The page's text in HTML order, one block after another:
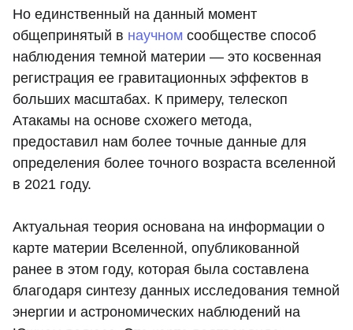
Но единственный на данный момент
общепринятый в научном сообществе способ
наблюдения темной материи — это косвенная
регистрация ее гравитационных эффектов в
больших масштабах. К примеру, телескоп
Атакамы на основе схожего метода,
предоставил нам более точные данные для
определения более точного возраста вселенной
в 2021 году.
Актуальная теория основана на информации о
карте материи Вселенной, опубликованной
ранее в этом году, которая была составлена ​​
благодаря синтезу данных исследования темной
энергии и астрономических наблюдений на